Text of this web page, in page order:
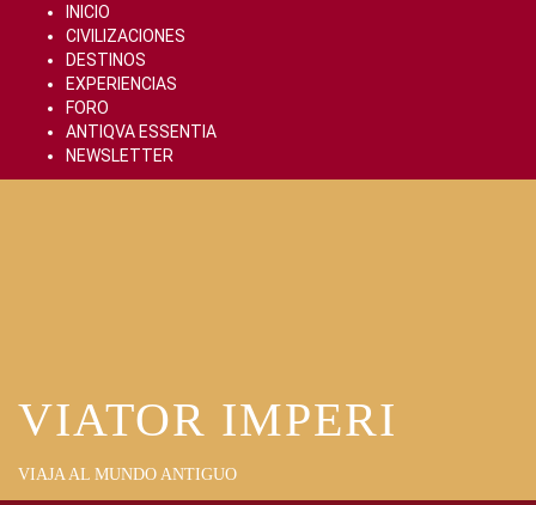
content
INICIO
CIVILIZACIONES
DESTINOS
EXPERIENCIAS
FORO
ANTIQVA ESSENTIA
NEWSLETTER
VIATOR IMPERI
VIAJA AL MUNDO ANTIGUO